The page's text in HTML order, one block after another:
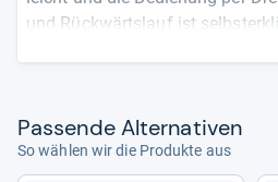
und Rückwärtslauf ist
energiesparend. Der
Liter ausreichend
Pas­sende Alter­na­ti­ven
So wählen wir die Produkte aus